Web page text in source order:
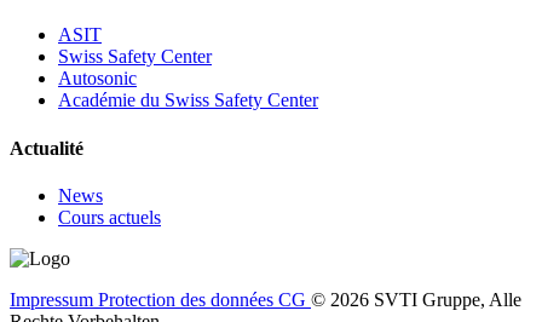
ASIT
Swiss Safety Center
Autosonic
Académie du Swiss Safety Center
Actualité
News
Cours actuels
Impressum Protection des données CG © 2026 SVTI Gruppe, Alle